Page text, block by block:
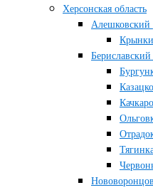
Херсонская область
Алешковский
Крынки